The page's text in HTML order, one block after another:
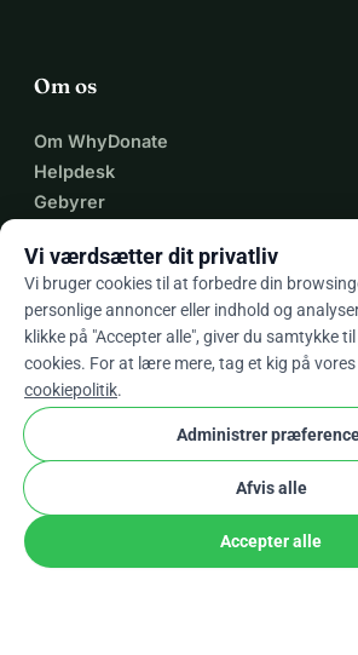
Om os
Om WhyDonate
Helpdesk
Gebyrer
Flere ressourcerexpand_more
★★★★★
Vi værdsætter dit privatliv
Vi bruger cookies til at forbedre din
personlige annoncer eller indhold og
klikke på "Accepter alle", giver du samtykke
cookies. For at lære mere, tag et kig på vores
cookiepolitik.
Administrer
Afvis alle
Accepter alle